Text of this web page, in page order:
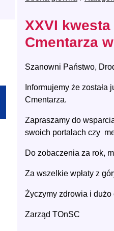
XXVI
Cmentarza
Szanowni Państwo,
Informujemy że
Cmentarza.
Zapraszamy do
swoich portalach czy
Do zobaczenia za rok,
Za wszelkie wpłaty z
Życzymy zdrowia i dużo
Zarząd TOnSC